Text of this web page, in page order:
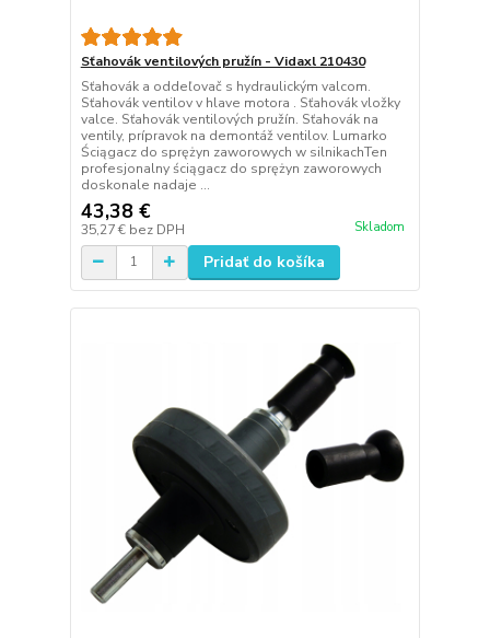
Sťahovák ventilových pružín - Vidaxl 210430
Sťahovák a oddeľovač s hydraulickým valcom.
Sťahovák ventilov v hlave motora . Sťahovák vložky
valce. Sťahovák ventilových pružín. Sťahovák na
ventily, prípravok na demontáž ventilov. Lumarko
Ściągacz do sprężyn zaworowych w silnikachTen
profesjonalny ściągacz do sprężyn zaworowych
doskonale nadaje ...
43,38 €
35,27 € bez DPH Skladom
Pridať do košíka